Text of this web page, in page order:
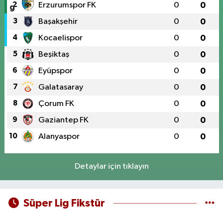
2 Erzurumspor FK 0 0
3 Başakşehir 0 0
4 Kocaelispor 0 0
5 Beşiktaş 0 0
6 Eyüpspor 0 0
7 Galatasaray 0 0
8 Çorum FK 0 0
9 Gaziantep FK 0 0
10 Alanyaspor 0 0
Detaylar için tıklayın
Süper Lig Fikstür